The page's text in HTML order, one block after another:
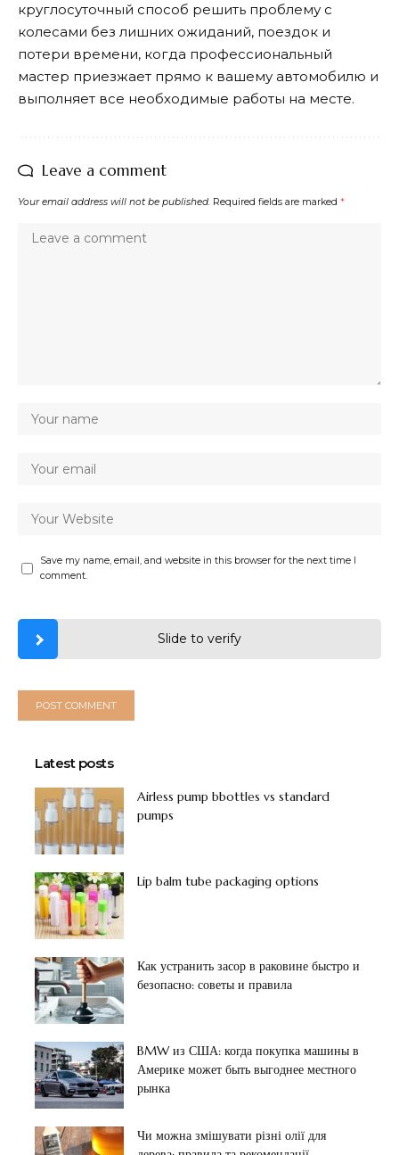
круглосуточный способ решить проблему с
колесами без лишних ожиданий, поездок и
потери времени, когда профессиональный
мастер приезжает прямо к вашему автомобилю и
выполняет все необходимые работы на месте.
Leave a comment
Your email address will not be published. Required fields are marked *
Save my name, email, and website in this browser for the next time I
comment.
Slide to verify
Latest posts
Airless pump bbottles vs standard
pumps
Lip balm tube packaging options
Как устранить засор в раковине быстро и
безопасно: советы и правила
BMW из США: когда покупка машины в
Америке может быть выгоднее местного
рынка
Чи можна змішувати різні олії для